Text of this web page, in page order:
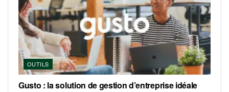
OUTILS
Gusto : la solution de gestion d’entreprise idéale